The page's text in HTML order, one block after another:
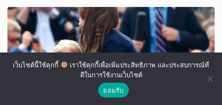
เว็บไซต์นี้ใช้คุกกี้
เราใช้คุกกี้เพื่อเพิ่มประสิทธิภาพ และประสบการณ์ที่
ดีในการใช้งานเว็บไซต์
ยอมรับ